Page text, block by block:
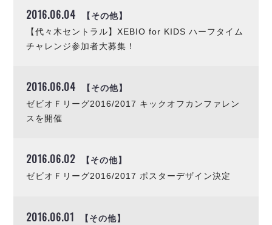
2016.06.04 【その他】
【代々木セントラル】XEBIO for KIDS ハーフタイム
チャレンジ参加者大募集！
2016.06.04 【その他】
ゼビオＦリーグ2016/2017 キックオフカンファレン
スを開催
2016.06.02 【その他】
ゼビオＦリーグ2016/2017 ポスターデザイン決定
2016.06.01 【その他】